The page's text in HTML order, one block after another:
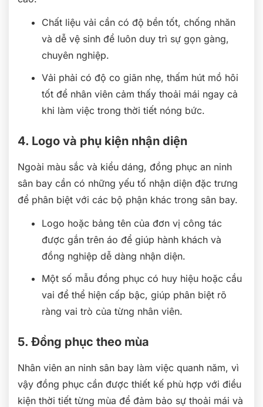
Chất liệu vải cần có độ bền tốt, chống nhăn
và dễ vệ sinh để luôn duy trì sự gọn gàng,
chuyên nghiệp.
Vải phải có độ co giãn nhẹ, thấm hút mồ hôi
tốt để nhân viên cảm thấy thoải mái ngay cả
khi làm việc trong thời tiết nóng bức.
4. Logo và phụ kiện nhận diện
Ngoài màu sắc và kiểu dáng, đồng phục an ninh
sân bay cần có những yếu tố nhận diện đặc trưng
để phân biệt với các bộ phận khác trong sân bay.
Logo hoặc bảng tên của đơn vị công tác
được gắn trên áo để giúp hành khách và
đồng nghiệp dễ dàng nhận diện.
Một số mẫu đồng phục có huy hiệu hoặc cầu
vai để thể hiện cấp bậc, giúp phân biệt rõ
ràng vai trò của từng nhân viên.
5. Đồng phục theo mùa
Nhân viên an ninh sân bay làm việc quanh năm, vì
vậy đồng phục cần được thiết kế phù hợp với điều
kiện thời tiết từng mùa để đảm bảo sự thoải mái và